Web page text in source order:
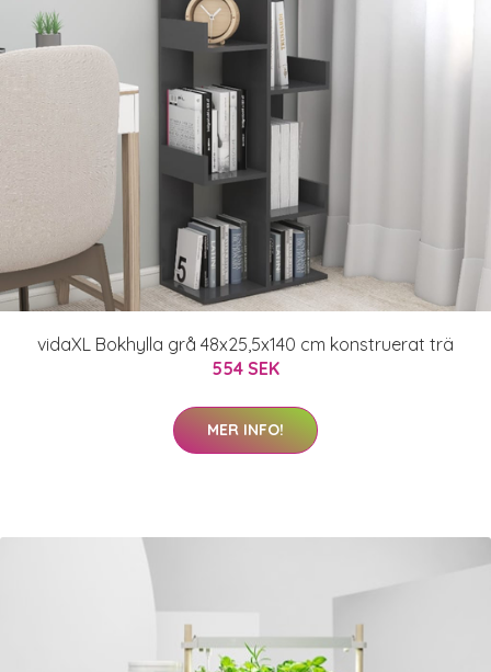
vidaXL Bokhylla grå 48x25,5x140 cm konstruerat trä
554 SEK
MER INFO!